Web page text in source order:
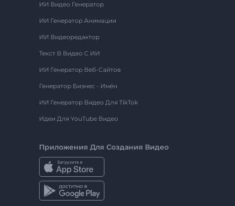
ИИ Видео Генератор
ИИ Генератор Анимации
ИИ Видеоредактор
Текст В Видео С ИИ
ИИ Генератор Веб-Сайтов
Генератор Бизнес - Имён
ИИ Генератор Видео Для TikTok
Идеи Для YouTube Видео
Приложения Для Создания Видео